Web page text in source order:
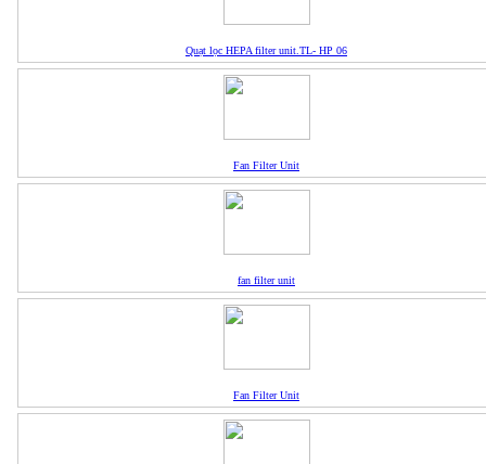
Quạt lọc HEPA filter unit.TL- HP 06
Fan Filter Unit
fan filter unit
Fan Filter Unit